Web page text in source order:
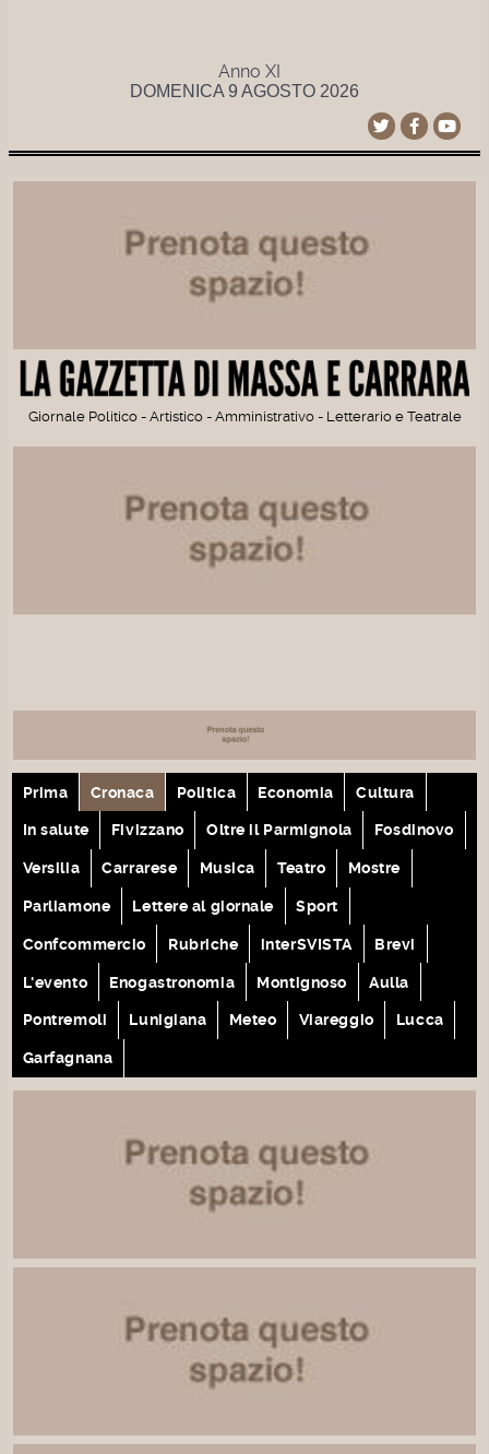
Anno XI
DOMENICA 9 AGOSTO 2026
Giornale Politico - Artistico - Amministrativo - Letterario e Teatrale
Prima Cronaca Politica Economia Cultura
In salute Fivizzano Oltre il Parmignola Fosdinovo
Versilia Carrarese Musica Teatro Mostre
Parliamone Lettere al giornale Sport
Confcommercio Rubriche interSVISTA Brevi
L'evento Enogastronomia Montignoso Aulla
Pontremoli Lunigiana Meteo Viareggio Lucca
Garfagnana